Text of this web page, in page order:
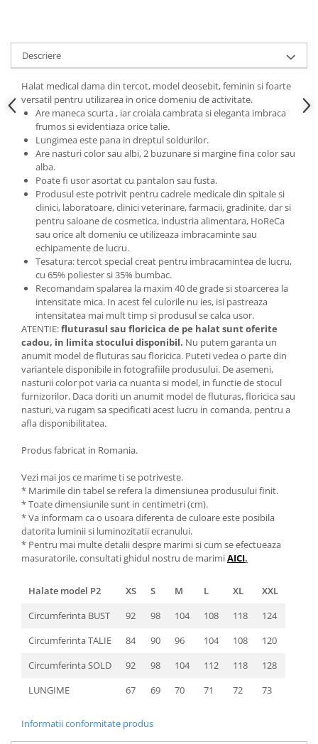
Descriere
Halat medical dama din tercot, model deosebit, feminin si foarte
versatil pentru utilizarea in orice domeniu de activitate.
Are maneca scurta , iar croiala cambrata si eleganta imbraca
frumos si evidentiaza orice talie.
Lungimea este pana in dreptul soldurilor.
Are nasturi color sau albi, 2 buzunare si margine fina color sau
alba.
Poate fi usor asortat cu pantalon sau fusta.
Produsul este potrivit pentru cadrele medicale din spitale si
clinici, laboratoare, clinici veterinare, farmacii, gradinite, dar si
pentru saloane de cosmetica, industria alimentara, HoReCa
sau orice alt domeniu ce utilizeaza imbracaminte sau
echipamente de lucru.
Tesatura: tercot special creat pentru imbracamintea de lucru,
cu 65% poliester si 35% bumbac.
Recomandam spalarea la maxim 40 de grade si stoarcerea la
intensitate mica. In acest fel culorile nu ies, isi pastreaza
intensitatea mai mult timp si produsul se calca usor.
ATENTIE:fluturasul sau floricica de pe halat sunt oferite
cadou, in limita stocului disponibil. Nu putem garanta un
anumit model de fluturas sau floricica. Puteti vedea o parte din
variantele disponibile in fotografiile produsului. De asemeni,
nasturii color pot varia ca nuanta si model, in functie de stocul
furnizorilor. Daca doriti un anumit model de fluturas, floricica sau
nasturi, va rugam sa specificati acest lucru in comanda, pentru a
afla disponibilitatea.
Produs fabricat in Romania.
Vezi mai jos ce marime ti se potriveste.
* Marimile din tabel se refera la dimensiunea produsului finit.
* Toate dimensiunile sunt in centimetri (cm).
* Va informam ca o usoara diferenta de culoare este posibila
datorita luminii si luminozitatii ecranului.
* Pentru mai multe detalii despre marimi si cum se efectueaza
masuratorile, consultati ghidul nostru de marimiAICI.
Halate model P2 XS S M L XL
XXL
Circumferinta BUST
92 98 104 108 118
124
Circumferinta TALIE
84 90 96 104 108
120
Circumferinta SOLD
92 98 104 112 118
128
LUNGIME
67 69 70 71 72 73
Informatii conformitate produs